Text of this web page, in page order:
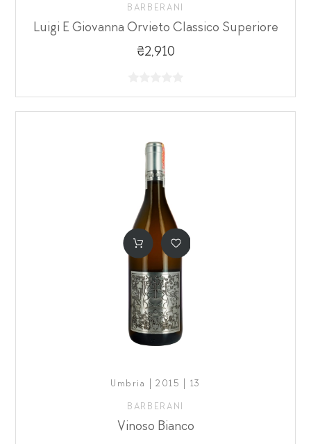
BARBERANI
Luigi E Giovanna Orvieto Classico Superiore
₴2,910
Umbria | 2015 | 13
BARBERANI
Vinoso Bianco